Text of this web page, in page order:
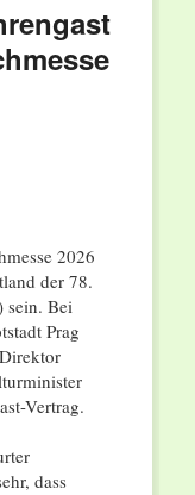
2026
der 78.
sein. Bei
Prag
Vertrag.
dass